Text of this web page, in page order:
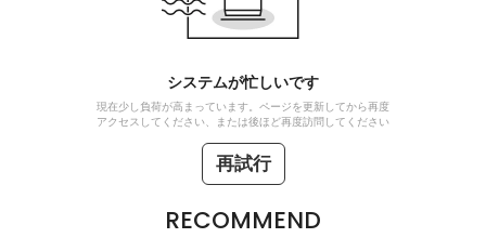
システムが忙しいです
現在少し負荷が高まっています。ページを更新してから再度
アクセスしてください、または後ほど再度訪問してください
再試行
RECOMMEND